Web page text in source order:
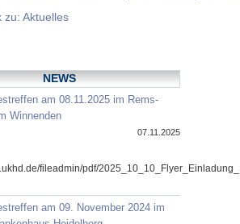
zu: Aktuelles
NEWS
am 08.11.2025 im Rems-
Winnenden
07.11.2025
fileadmin/pdf/
am 09. November 2024 im